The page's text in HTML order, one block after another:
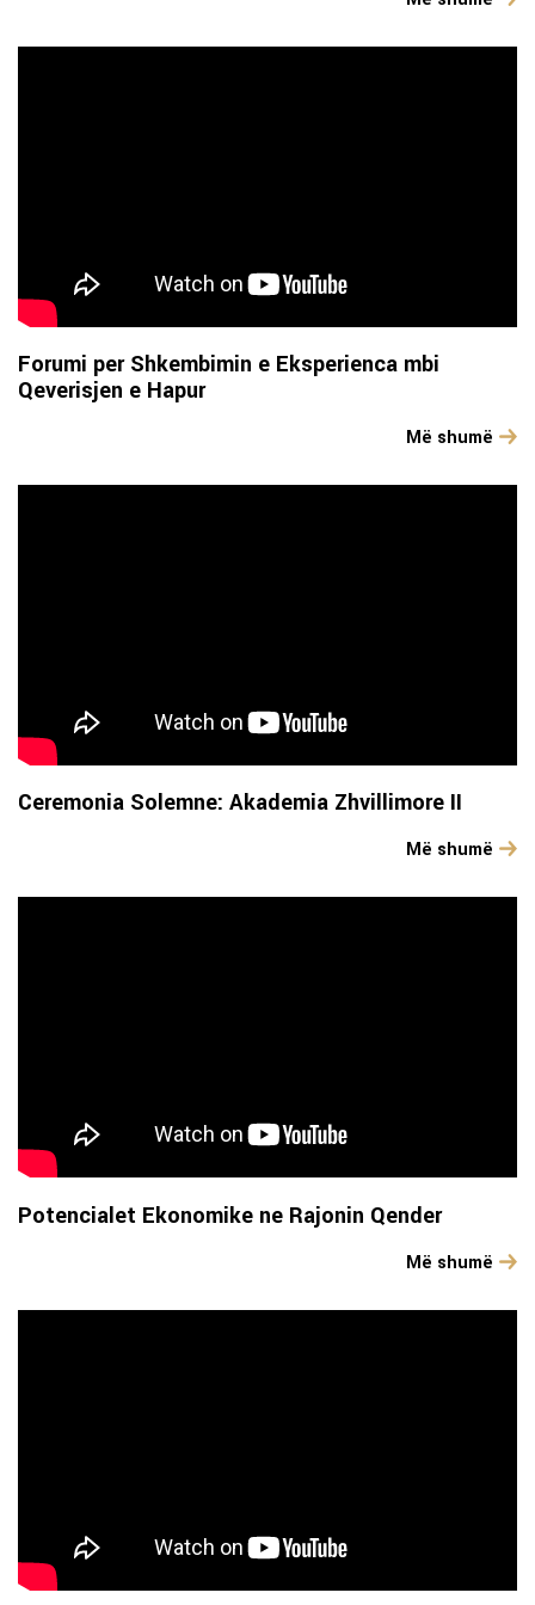
Forumi per Shkembimin e Eksperienca mbi
Qeverisjen e Hapur
Më shumë
Ceremonia Solemne: Akademia Zhvillimore II
Më shumë
Potencialet Ekonomike ne Rajonin Qender
Më shumë